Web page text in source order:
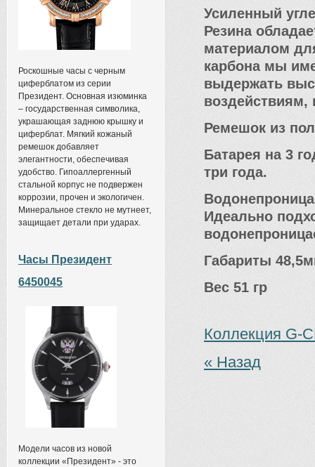
Усиленный
Резина
материалом
карбона мы
выдержать
воздействиям,
Ремешок из
Батарея на 3
три года.
Идеально
Габариты
Вес 51 гр
Коллекция G-
« Назад
Роскошные часы с черным
циферблатом из серии
Президент. Основная изюминка
– государственная символика,
украшающая заднюю крышку и
циферблат. Мягкий кожаный
ремешок добавляет
элегантности, обеспечивая
удобство. Гипоаллергенный
стальной корпус не подвержен
коррозии, прочен и экологичен.
Минеральное стекло не мутнеет,
защищает детали при ударах.
Часы Президент
6450045
Модели часов из новой
коллекции «Президент» - это